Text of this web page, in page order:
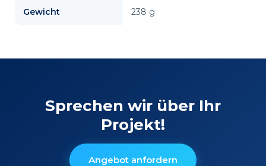
Gewicht 238 g
Sprechen wir über Ihr
Projekt!
Angebot anfordern